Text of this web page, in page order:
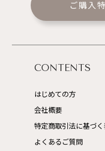
ご購入
CONTENTS
はじめての方
会社概要
特定商取引法に基づ
よくあるご質問